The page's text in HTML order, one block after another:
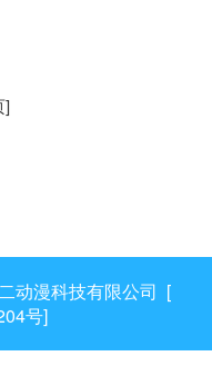
]
动漫科技有限公司 [
号]